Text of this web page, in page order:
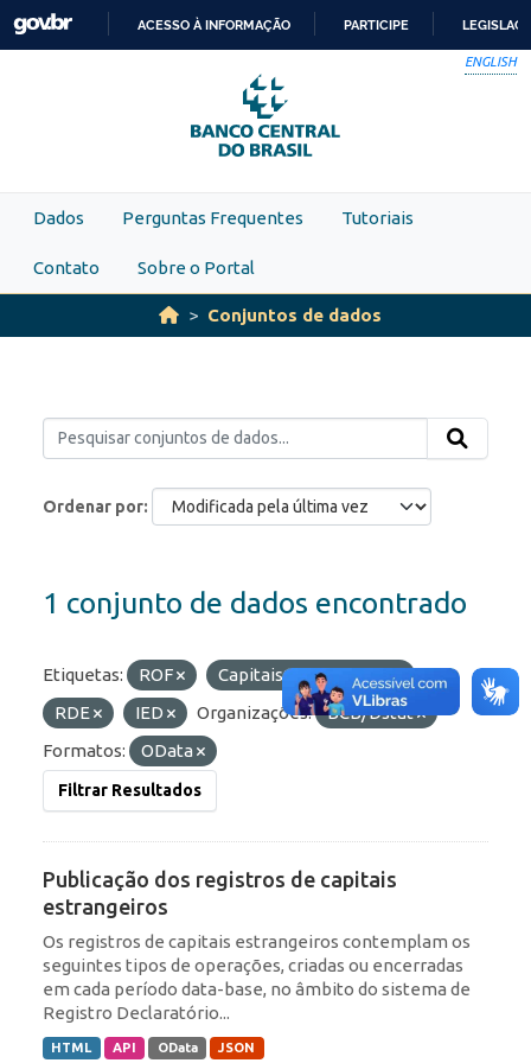
Skip to main content
PARA
O
CONTEÚDO
ACESSO À INFORMAÇÃO PARTICIPE
ENGLISH
Dados Perguntas Frequentes Tutoriais
Contato Sobre o Portal
Conjuntos de dados
Ordenar por
1 conjunto de dados encontrado
Etiquetas: ROF
Capitais Estrangeiros
RDE
IED Organizações:
BCB/Dstat
Formatos:
OData
Filtrar Resultados
Publicação dos registros de capitais
estrangeiros
Os registros de capitais estrangeiros contemplam os
seguintes tipos de operações, criadas ou encerradas
em cada período data-base, no âmbito do sistema de
Registro Declaratório...
HTML API OData JSON